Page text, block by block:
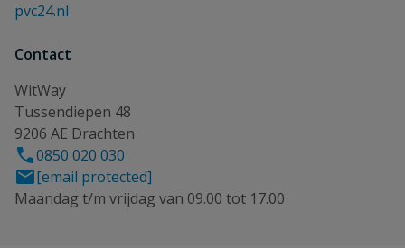
pvc24.nl
Contact
WitWay
Tussendiepen 48
9206 AE Drachten
0850 020 030
[email protected]
Maandag t/m vrijdag van 09.00 tot 17.00